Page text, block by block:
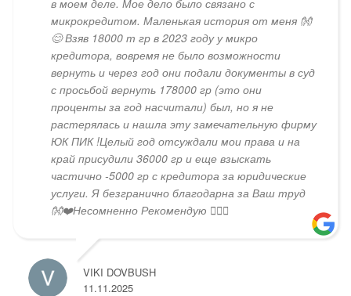
микрокредитом. Маленькая история от меня 👐
😊 Взяв 18000 т гр в 2023 году у микро
кредитора, вовремя не было возможности
вернуть и через год они подали документы в суд
с просьбой вернуть 178000 гр (это они
проценты за год насчитали) был, но я не
растерялась и нашла эту замечательную фирму
ЮК ПИК !Целый год отсуждали мои права и на
край присудили 36000 гр и еще взыскать
частично -5000 гр с кредитора за юридические
услуги. Я безгранично благодарна за Ваш труд
👐❤️Несомненно Рекомендую 👍🏻😄
VIKI DOVBUSH
11.11.2025